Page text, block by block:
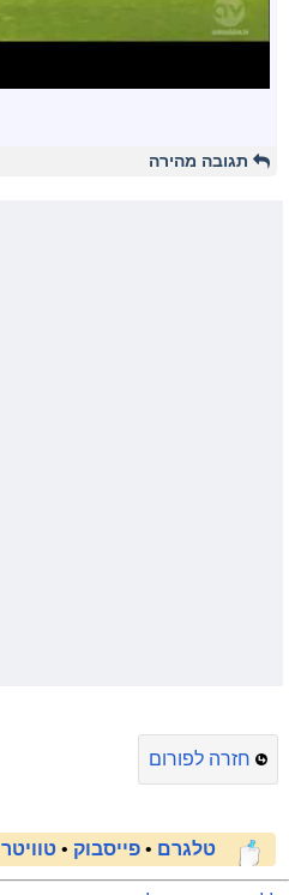
תגובה מהירה
חזרה לפורום
טלגרם • פייסבוק • טוויטר